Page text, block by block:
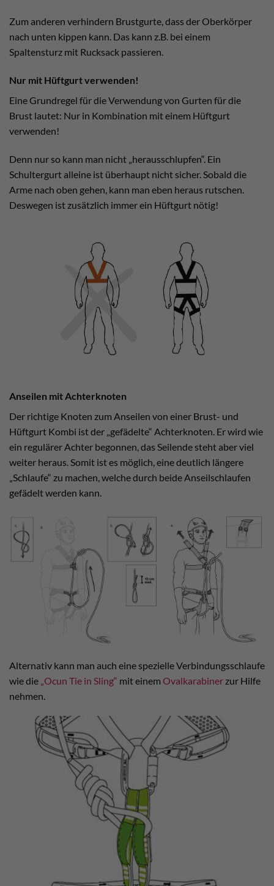
Zum anderen verhindern Brustgurte, dass der Oberkörper
nach unten kippen kann. Das kann z.B. bei einem
Spaltensturz mit Rucksack passieren.
Nur mit Hüftgurt verwenden!
Eine Grundregel für die Verwendung von Gurten für die
Brust lautet: Nur in Kombination mit einem Hüftgurt
verwenden!
Denn nur so kann man nicht „herausschlupfen“. Ein
Schultergurt alleine ist überhaupt nicht sicher. Sobald die
Arme nach oben gehen, kann man eben heraus rutschen.
Deswegen ist zusätzlich immer ein Hüftgurt nötig!
Anseilen mit Achterknoten
Der richtige Knoten zum Anseilen von einer Brust- und
Hüftgurt Kombi ist der „gefädelte“ Achterknoten. Er wird wie
ein regulärer Achter begonnen, das Seilende steht aber viel
weiter heraus. Somit ist es möglich, eine deutlich längere
„Schlaufe“ zu machen, welche durch beide Anseilschlaufen
gefädelt werden kann.
Alternativ kann man auch eine spezielle Verbindungsschlaufe
wie die „Ocun Tie in Sling“ mit einem Ovalkarabiner zur Hilfe
nehmen.